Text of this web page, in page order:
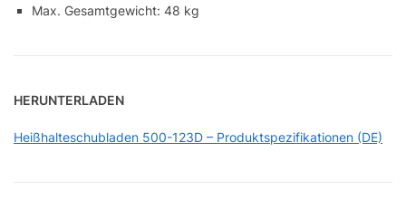
Max. Gesamtgewicht: 48 kg
HERUNTERLADEN
Heißhalteschubladen 500-123D – Produktspezifikationen (DE)